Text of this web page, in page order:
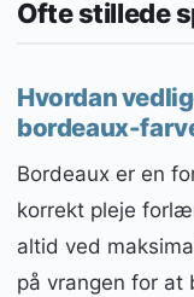
Ofte stillede
Hvordan
bordeaux-
Bordeaux er en
korrekt pleje
altid ved
på vrangen for at